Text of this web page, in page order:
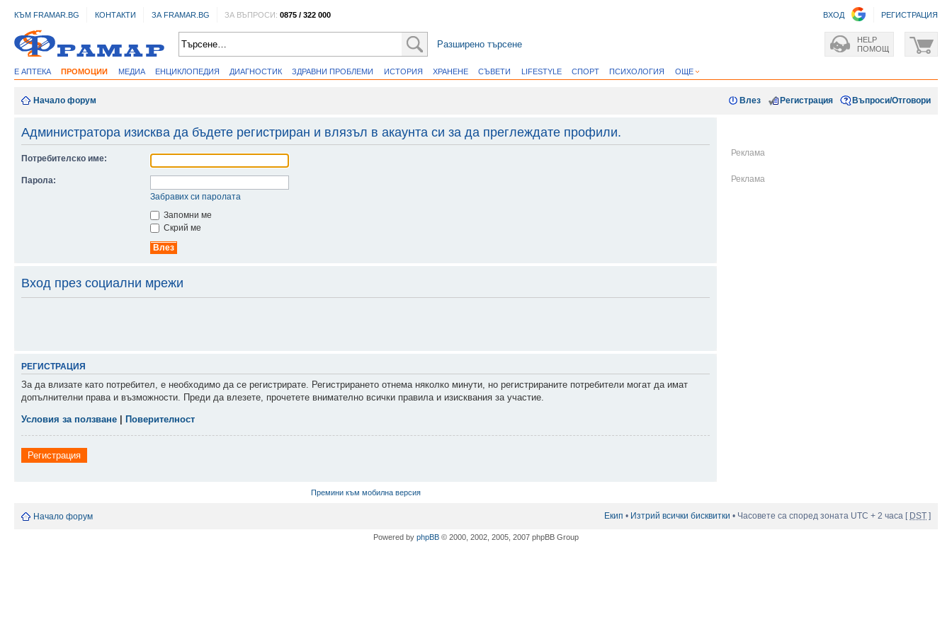
КЪМ FRAMAR.BG КОНТАКТИ ЗА FRAMAR.BG ЗА ВЪПРОСИ:0875 / 322 000 РЕГИСТРАЦИЯ
ВХОД
Разширено търсене
HELP
ПОМОЩ
Е АПТЕКА ПРОМОЦИИ МЕДИА ЕНЦИКЛОПЕДИЯ ДИАГНОСТИК ЗДРАВНИ ПРОБЛЕМИ ИСТОРИЯ ХРАНЕНЕ СЪВЕТИ LIFESTYLE СПОРТ ПСИХОЛОГИЯ ОЩЕ
Начало форум Въпроси/Отговори
Регистрация
Влез
Администратора изисква да бъдете регистриран и влязъл в акаунта си за да преглеждате профили.
Потребителско име:
Парола:
Забравих си паролата
Запомни ме
Скрий ме
Вход през социални мрежи
РЕГИСТРАЦИЯ
За да влизате като потребител, е необходимо да се регистрирате. Регистрирането отнема няколко минути, но регистрираните потребители могат да имат
допълнителни права и възможности. Преди да влезете, прочетете внимателно всички правила и изисквания за участие.
Условия за ползване | Поверителност
Регистрация
Премини към мобилна версия
Начало форум Екип • Изтрий всички бисквитки • Часовете са според зоната UTC + 2 часа [ DST ]
Powered by phpBB © 2000, 2002, 2005, 2007 phpBB Group